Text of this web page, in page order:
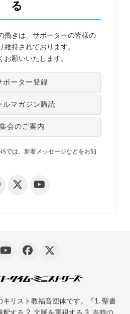
る
働きは、サポーターの皆様の
維持されております。
お願いいたします。
ポーター登録
ルマガジン購読
集会のご案内
では、新着メッセージなどをお知
リスト教福音団体です。『1. 聖書